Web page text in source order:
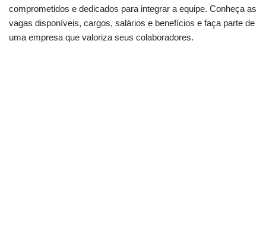
comprometidos e dedicados para integrar a equipe. Conheça as
vagas disponíveis, cargos, salários e benefícios e faça parte de
uma empresa que valoriza seus colaboradores.